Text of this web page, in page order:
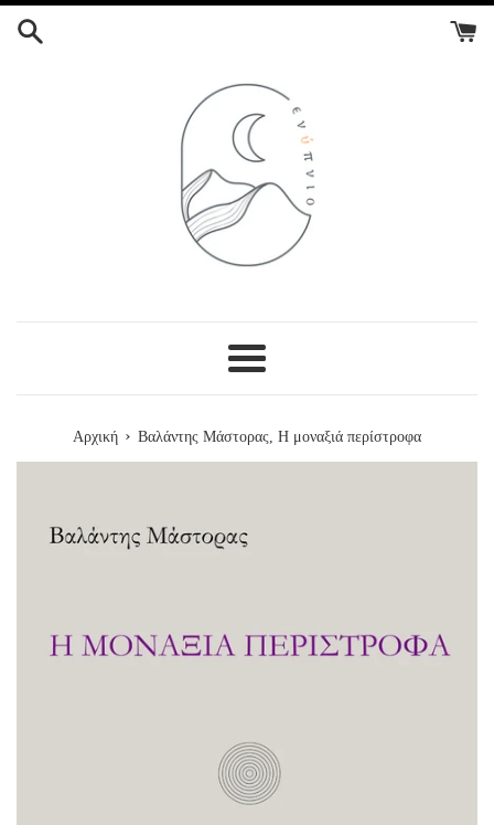
ΣΤΟ
Menu
Αρχική › Βαλάντης Μάστορας, Η μοναξιά περίστροφα